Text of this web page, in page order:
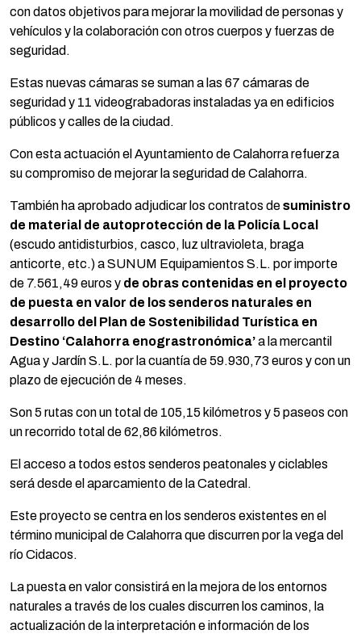
con datos objetivos para mejorar la movilidad de personas y
vehículos y la colaboración con otros cuerpos y fuerzas de
seguridad.
Estas nuevas cámaras se suman a las 67 cámaras de
seguridad y 11 videograbadoras instaladas ya en edificios
públicos y calles de la ciudad.
Con esta actuación el Ayuntamiento de Calahorra refuerza
su compromiso de mejorar la seguridad de Calahorra.
También ha aprobado adjudicar los contratos desuministro
de material de autoprotección de la Policía Local
(escudo antidisturbios, casco, luz ultravioleta, braga
anticorte, etc.) a SUNUM Equipamientos S.L. por importe
de 7.561,49 euros y de obras contenidas en el proyecto
de puesta en valor de los senderos naturales en
desarrollo del Plan de Sostenibilidad Turística en
Destino ‘Calahorra enograstronómica’a la mercantil
Agua y Jardín S.L. por la cuantía de 59.930,73 euros y con un
plazo de ejecución de 4 meses.
Son 5 rutas con un total de 105,15 kilómetros y 5 paseos con
un recorrido total de 62,86 kilómetros.
El acceso a todos estos senderos peatonales y ciclables
será desde el aparcamiento de la Catedral.
Este proyecto se centra en los senderos existentes en el
término municipal de Calahorra que discurren por la vega del
río Cidacos.
La puesta en valor consistirá en la mejora de los entornos
naturales a través de los cuales discurren los caminos, la
actualización de la interpretación e información de los